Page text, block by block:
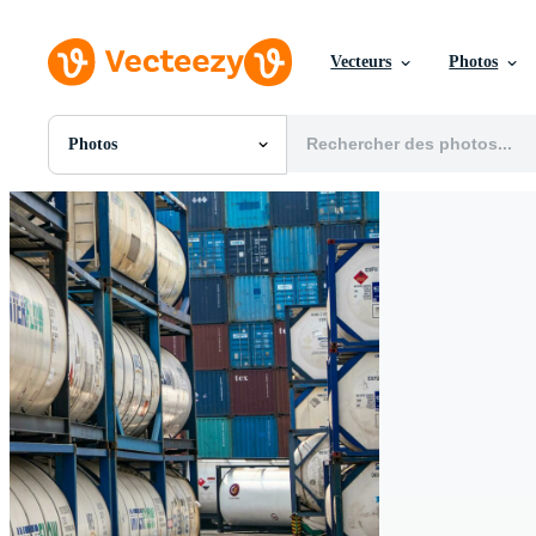
Vecteurs Photos
Photos
Toutes Images
Photos
PNGs
PSDs
SVGs
Modèles
Vecteurs
Vidéos
Motion graphics
Images Éditoriales
Événements Éditoriaux